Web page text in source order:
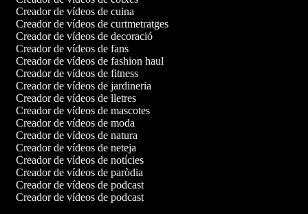
Creador de vídeos de cuina
Creador de vídeos de curtmetratges
Creador de vídeos de decoració
Creador de vídeos de fans
Creador de vídeos de fashion haul
Creador de vídeos de fitness
Creador de vídeos de jardineria
Creador de vídeos de lletres
Creador de vídeos de mascotes
Creador de vídeos de moda
Creador de vídeos de natura
Creador de vídeos de neteja
Creador de vídeos de notícies
Creador de vídeos de paròdia
Creador de vídeos de podcast
Creador de vídeos de podcast